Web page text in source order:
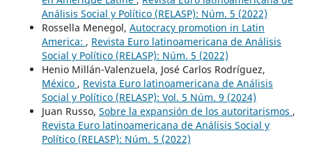
Análisis Social y Político (RELASP): Núm. 5 (2022)
Rossella Menegol, Autocracy promotion in Latin
America: , Revista Euro latinoamericana de Análisis
Social y Político (RELASP): Núm. 5 (2022)
Henio Millán-Valenzuela, José Carlos Rodríguez,
México , Revista Euro latinoamericana de Análisis
Social y Político (RELASP): Vol. 5 Núm. 9 (2024)
Juan Russo, Sobre la expansión de los autoritarismos ,
Revista Euro latinoamericana de Análisis Social y
Político (RELASP): Núm. 5 (2022)